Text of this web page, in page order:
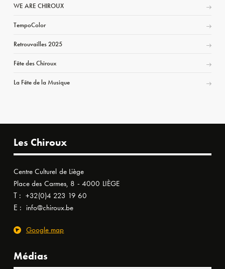
WE ARE CHIROUX
TempoColor
Retrouvailles 2025
Fête des Chiroux
La Fête de la Musique
Les Chiroux
Centre Culturel de Liège
Place des Carmes, 8 - 4000 LIÈGE
T : +32(0)4 223 19 60
E : info@chiroux.be
Google map
Médias